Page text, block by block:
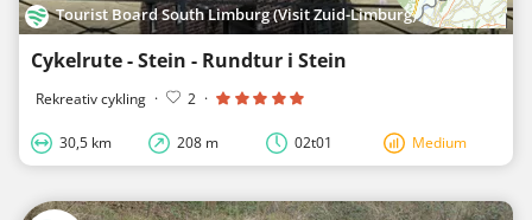
Tourist Board South Limburg (Visit Zuid-Limburg)
Cykelrute - Stein - Rundtur i Stein
Rekreativ cykling · 2 ·
30,5 km 208 m 02t01 Medium